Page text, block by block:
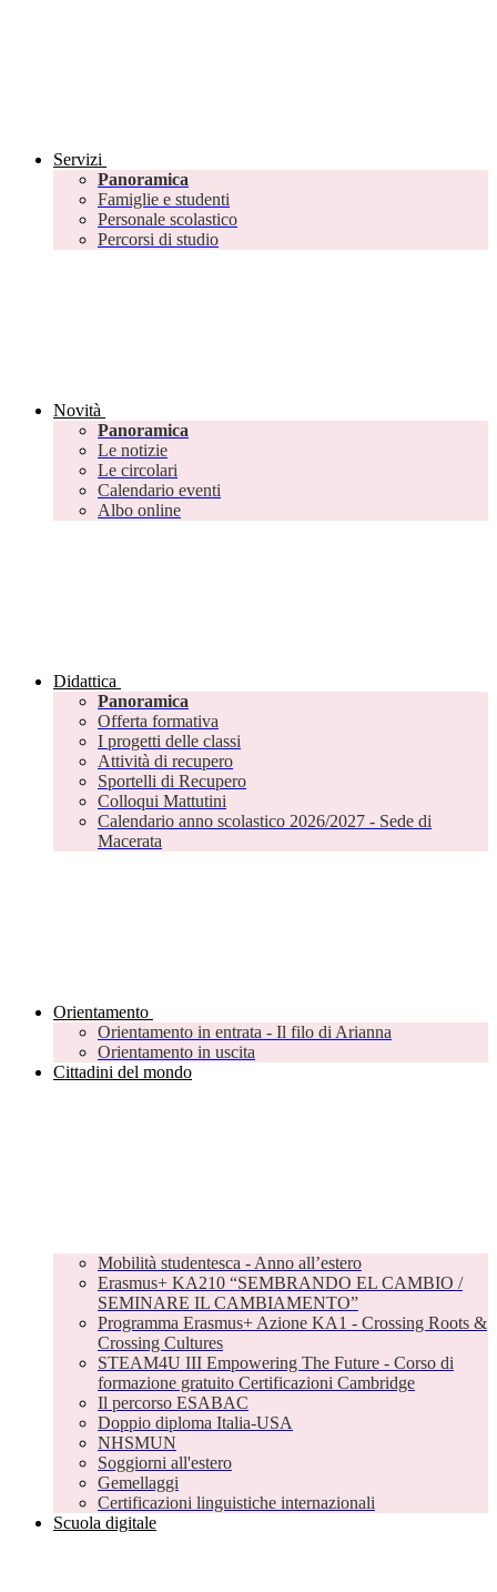
Servizi
Panoramica
Famiglie e studenti
Personale scolastico
Percorsi di studio
Novità
Panoramica
Le notizie
Le circolari
Calendario eventi
Albo online
Didattica
Panoramica
Offerta formativa
I progetti delle classi
Attività di recupero
Sportelli di Recupero
Colloqui Mattutini
Calendario anno scolastico 2026/2027 - Sede di
Macerata
Orientamento
Orientamento in entrata - Il filo di Arianna
Orientamento in uscita
Cittadini del mondo
Mobilità studentesca - Anno all’estero
Erasmus+ KA210 “SEMBRANDO EL CAMBIO /
SEMINARE IL CAMBIAMENTO”
Programma Erasmus+ Azione KA1 - Crossing Roots &
Crossing Cultures
STEAM4U III Empowering The Future - Corso di
formazione gratuito Certificazioni Cambridge
Il percorso ESABAC
Doppio diploma Italia-USA
NHSMUN
Soggiorni all'estero
Gemellaggi
Certificazioni linguistiche internazionali
Scuola digitale